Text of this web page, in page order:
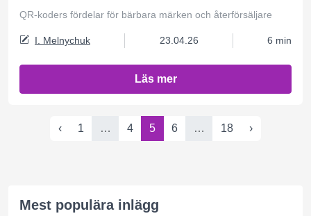
QR-koders fördelar för bärbara märken och återförsäljare
I. Melnychuk 23.04.26 6 min
Läs mer
‹ 1 … 4 5 6 … 18 ›
Mest populära inlägg